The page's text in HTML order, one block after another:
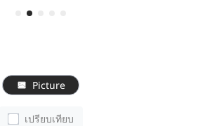
Picture
เปรียบเทียบ